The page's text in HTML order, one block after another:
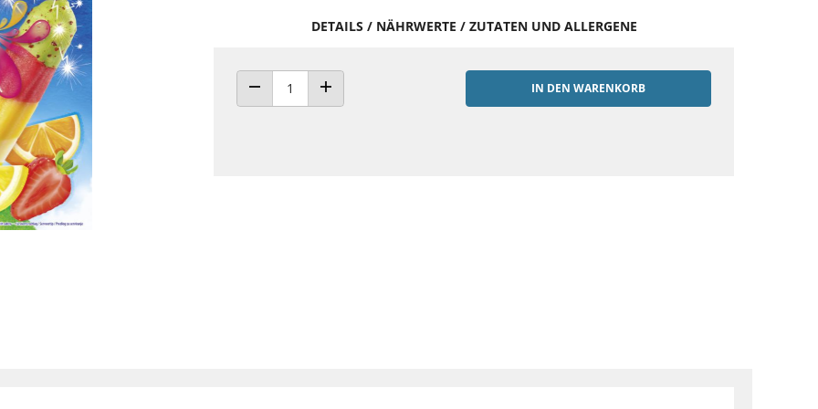
DETAILS / NÄHRWERTE / ZUTATEN UND ALLERGENE
ANZAHL VERRINGERNANZAHL ERHÖHEN
IN DEN WARENKORB